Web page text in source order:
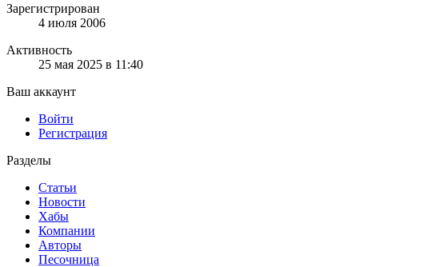
Зарегистрирован
4 июля 2006
Активность
25 мая 2025 в 11:40
Ваш аккаунт
Войти
Регистрация
Разделы
Статьи
Новости
Хабы
Компании
Авторы
Песочница